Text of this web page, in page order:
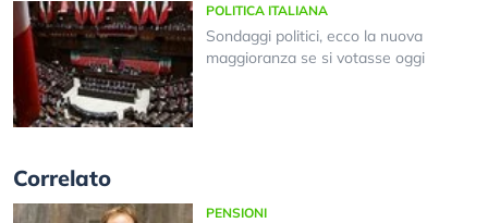
POLITICA ITALIANA
Sondaggi politici, ecco la nuova
maggioranza se si votasse oggi
Correlato
PENSIONI